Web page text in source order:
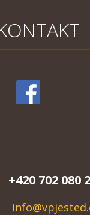
+420 702 080